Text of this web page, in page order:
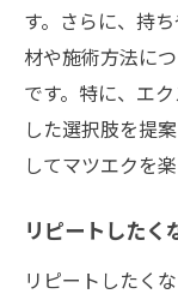
す。さらに、持
材や施術方法に
です。特に、エ
した選択肢を提
してマツエクを
リピートしたく
リピートしたく